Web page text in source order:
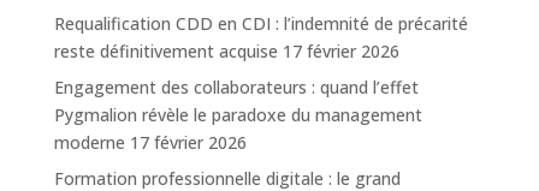
Requalification CDD en CDI : l’indemnité de précarité
reste définitivement acquise 17 février 2026
Engagement des collaborateurs : quand l’effet
Pygmalion révèle le paradoxe du management
moderne 17 février 2026
Formation professionnelle digitale : le grand